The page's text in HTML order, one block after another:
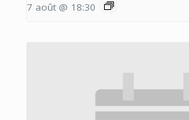
7 août @ 18:30